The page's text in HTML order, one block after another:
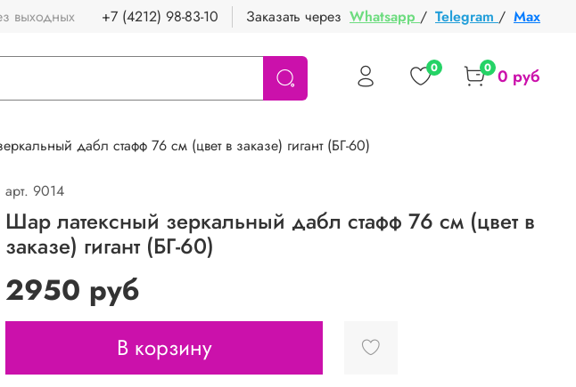
выходных +7 (4212) 98-83-10 Заказать через Whatsapp / Telegram / Max
0 0 0 руб
дабл стафф 76 см (цвет в заказе) гигант (БГ-60)
арт. 9014
Шар латексный зеркальный дабл стафф 76 см (цвет в
заказе) гигант (БГ-60)
2950 руб
В корзину